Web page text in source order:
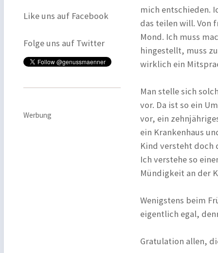
Like uns auf Facebook
Folge uns auf Twitter
Werbung
mich entschieden.
das teilen will. Von
Mond. Ich muss
hingestellt, muss
wirklich ein
Man stelle sich
vor. Da ist so ein
vor, ein
ein Krankenhaus
Kind versteht doch
Ich verstehe so
Mündigkeit an der
Wenigstens beim
eigentlich egal,
Gratulation allen,